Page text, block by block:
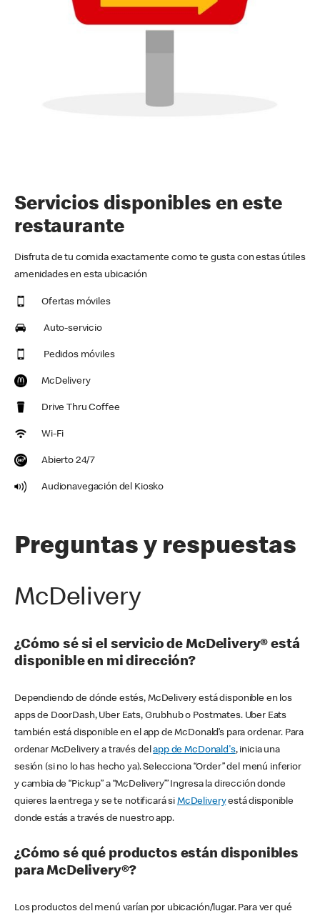
Servicios disponibles en este
restaurante
Disfruta de tu comida exactamente como te gusta con estas útiles
amenidades en esta ubicación
Ofertas móviles
Auto-servicio
Pedidos móviles
McDelivery
Drive Thru Coffee
Wi-Fi
Abierto 24/7
Audionavegación del Kiosko
Preguntas y respuestas
McDelivery
¿Cómo sé si el servicio de McDelivery® está
disponible en mi dirección?
Dependiendo de dónde estés, McDelivery está disponible en los
apps de DoorDash, Uber Eats, Grubhub o Postmates. Uber Eats
también está disponible en el app de McDonald’s para ordenar. Para
ordenar McDelivery a través delapp de McDonald's, inicia una
sesión (si no lo has hecho ya). Selecciona “Order” del menú inferior
y cambia de “Pickup” a “McDelivery’” Ingresa la dirección donde
quieres la entrega y se te notificará si McDeliveryestá disponible
donde estás a través de nuestro app.
¿Cómo sé qué productos están disponibles
para McDelivery®?
Los productos del menú varían por ubicación/lugar. Para ver qué